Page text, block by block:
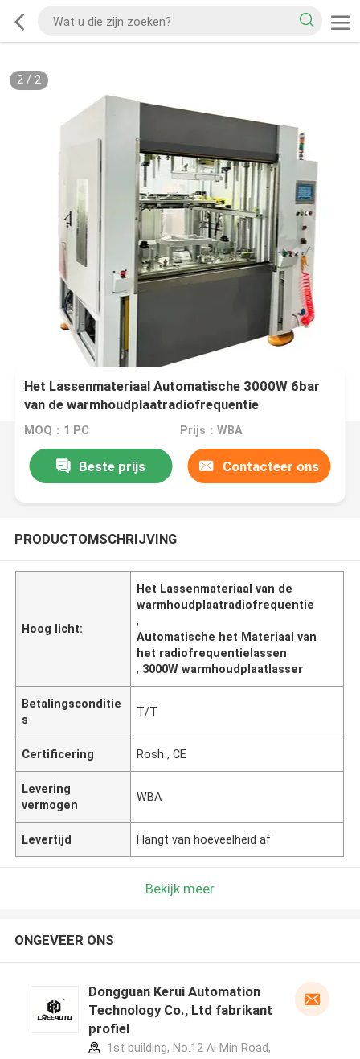
2/ 2
Het Lassenmateriaal Automatische 3000W 6bar
van de warmhoudplaatradiofrequentie
MOQ：1 PC Prijs：WBA
Beste prijs Contacteer ons
PRODUCTOMSCHRIJVING
Hoog licht:
Het Lassenmateriaal van de
warmhoudplaatradiofrequentie
,
Automatische het Materiaal van
het radiofrequentielassen
, 3000W warmhoudplaatlasser
Betalingsconditie
s
T/T
Certificering Rosh , CE
Levering
vermogen
WBA
Levertijd Hangt van hoeveelheid af
Bekijk meer
ONGEVEER ONS
Dongguan Kerui Automation
Technology Co., Ltd fabrikant
profiel
1st building, No.12 Ai Min Road,